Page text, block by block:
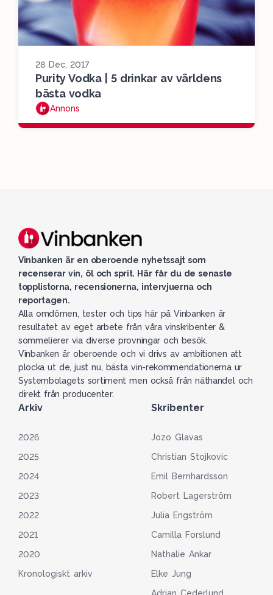
28 Dec, 2017
Purity Vodka | 5 drinkar av världens
bästa vodka
Annons
Vinbanken är en oberoende nyhetssajt som
recenserar vin, öl och sprit. Här får du de senaste
topplistorna, recensionerna, intervjuerna och
reportagen.
Alla omdömen, tester och tips här på Vinbanken är
resultatet av eget arbete från våra vinskribenter &
sommelierer via diverse provningar och besök.
Vinbanken är oberoende och vi drivs av ambitionen att
plocka ut de, just nu, bästa vin-rekommendationerna ur
Systembolagets sortiment men också från näthandel och
direkt från producenter.
Arkiv
2026
2025
2024
2023
2022
2021
2020
Kronologiskt arkiv
Skribenter
Jozo Glavas
Christian Stojkovic
Emil Bernhardsson
Robert Lagerström
Julia Engström
Camilla Forslund
Nathalie Ankar
Elke Jung